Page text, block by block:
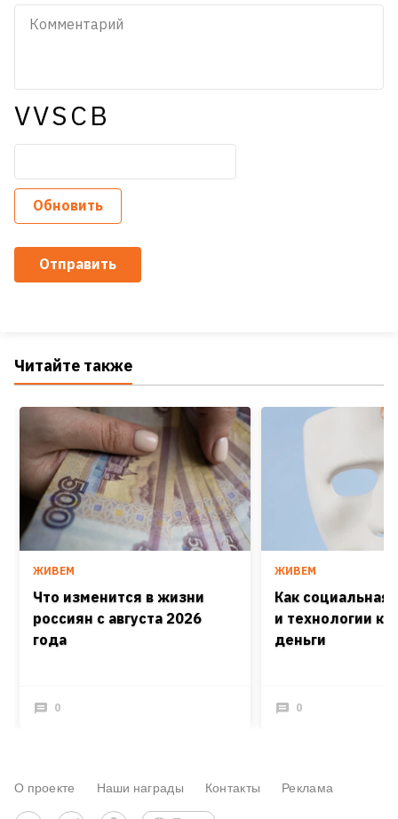
VVSCB
Обновить
Отправить
Читайте также
ЖИВЕМ
Что изменится в жизни
россиян с августа 2026
года
0
ЖИВЕМ
Как
и технологии
деньги
0
О проекте Наши награды Контакты Реклама